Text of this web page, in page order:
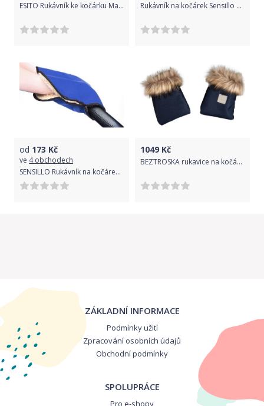
ESITO Rukávník ke kočárku Magna, Barva černá / tyrkysová, Velikost 45 x 53 cm Rukávník na kočárek Sensillo 45x40 navy, Modrá
od 173 Kč
ve 4 obchodech
SENSILLO Rukávník na kočárek Sensillo 40x45 blue
1049 Kč
BEZTROSKA rukavice na kočárek s kožešinou navy
ZÁKLADNÍ INFORMACE
Podmínky užití
Zpracování osobních údajů
Obchodní podmínky
SPOLUPRÁCE
Pro e-shopy